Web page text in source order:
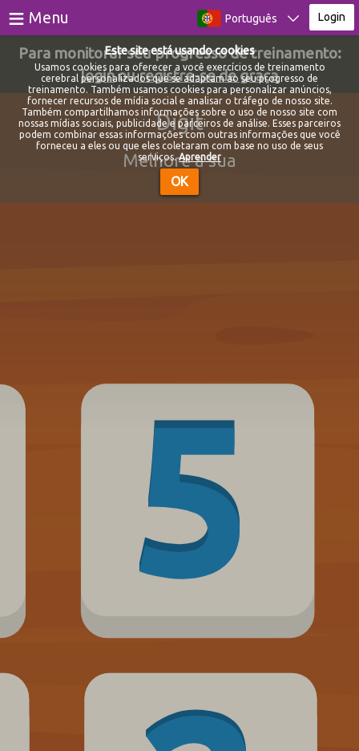
Jogos
Testes
Blog
≡ Menu Português Login
Para monitorar seu progresso de treinamento:
loginouregistre-se de graça
Digit
Melhore a sua
Este site está usando cookies
Usamos cookies para oferecer a você exercícios de treinamento
cerebral personalizados que se adaptam ao seu progresso de
treinamento. Também usamos cookies para personalizar anúncios,
fornecer recursos de mídia social e analisar o tráfego de nosso site.
Também compartilhamos informações sobre o uso de nosso site com
nossas mídias sociais, publicidade e parceiros de análise. Esses parceiros
podem combinar essas informações com outras informações que você
forneceu a eles ou que eles coletaram com base no uso de seus
serviços.Aprender
OK